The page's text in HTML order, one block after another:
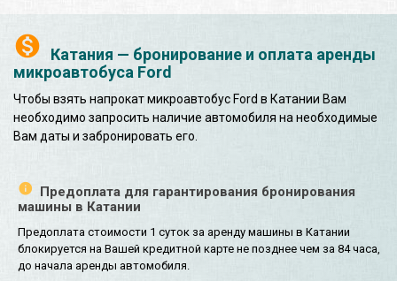
Катания — бронирование и оплата аренды
микроавтобуса Ford
Чтобы взять напрокат микроавтобус Ford в Катании Вам
необходимо запросить наличие автомобиля на необходимые
Вам даты и забронировать его.
Предоплата для гарантирования бронирования
машины в Катании
Предоплата стоимости 1 суток за аренду машины в Катании
блокируется на Вашей кредитной карте не позднее чем за 84 часа,
до начала аренды автомобиля.